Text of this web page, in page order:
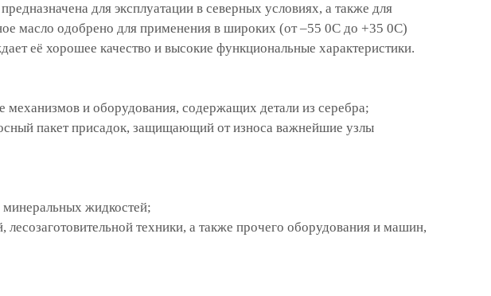
для эксплуатации в северных условиях, а также для
масло одобрено для применения в широких (от –55 0С до +35 0С)
её хорошее качество и высокие функциональные характеристики.
механизмов и оборудования, содержащих детали из серебра;
пакет присадок, защищающий от износа важнейшие узлы
минеральных жидкостей;
техники, а также прочего оборудования и машин,